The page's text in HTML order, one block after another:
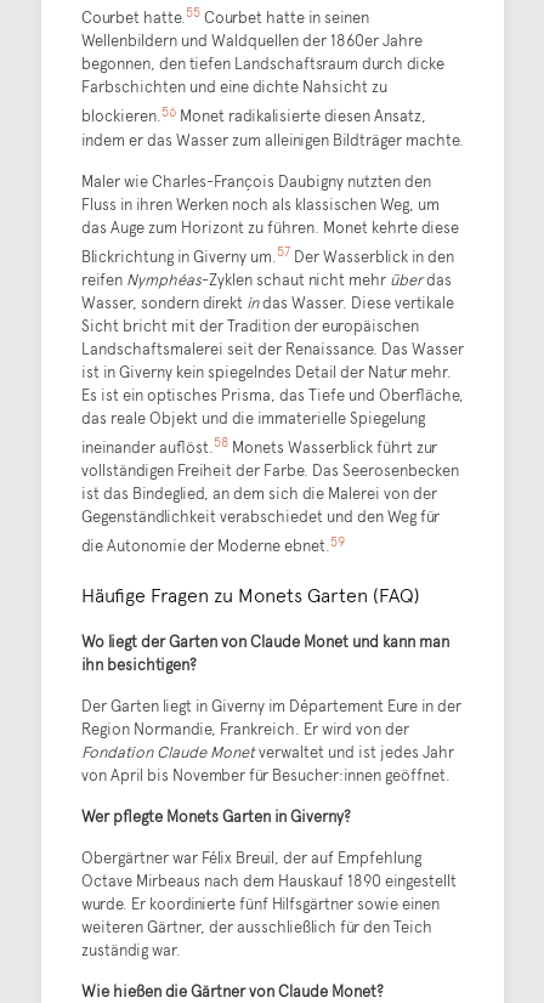
Courbet hatte.55Courbet hatte in seinen
Wellenbildern und Waldquellen der 1860er Jahre
begonnen, den tiefen Landschaftsraum durch dicke
Farbschichten und eine dichte Nahsicht zu
blockieren.56Monet radikalisierte diesen Ansatz,
indem er das Wasser zum alleinigen Bildträger machte.
Maler wie Charles-François Daubigny nutzten den
Fluss in ihren Werken noch als klassischen Weg, um
das Auge zum Horizont zu führen. Monet kehrte diese
Blickrichtung in Giverny um.57Der Wasserblick in den
reifen Nymphéas-Zyklen schaut nicht mehr überdas
Wasser, sondern direkt indas Wasser. Diese vertikale
Sicht bricht mit der Tradition der europäischen
Landschaftsmalerei seit der Renaissance. Das Wasser
ist in Giverny kein spiegelndes Detail der Natur mehr.
Es ist ein optisches Prisma, das Tiefe und Oberfläche,
das reale Objekt und die immaterielle Spiegelung
ineinander auflöst.58Monets Wasserblick führt zur
vollständigen Freiheit der Farbe. Das Seerosenbecken
ist das Bindeglied, an dem sich die Malerei von der
Gegenständlichkeit verabschiedet und den Weg für
die Autonomie der Moderne ebnet.59
Häufige Fragen zu Monets Garten (FAQ)
Wo liegt der Garten von Claude Monet und kann man
ihn besichtigen?
Der Garten liegt in Giverny im Département Eure in der
Region Normandie, Frankreich. Er wird von der
Fondation Claude Monetverwaltet und ist jedes Jahr
von April bis November für Besucher:innen geöffnet.
Wer pflegte Monets Garten in Giverny?
Obergärtner war Félix Breuil, der auf Empfehlung
Octave Mirbeaus nach dem Hauskauf 1890 eingestellt
wurde. Er koordinierte fünf Hilfsgärtner sowie einen
weiteren Gärtner, der ausschließlich für den Teich
zuständig war.
Wie hießen die Gärtner von Claude Monet?